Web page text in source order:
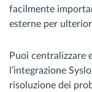
facilmente
esterne per
Puoi centralizzare
l’integrazione
risoluzione dei